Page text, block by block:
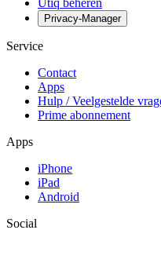
Utiq beheren
Privacy-Manager
Service
Contact
Apps
Hulp / Veelgestelde
Prime abonnement
Apps
iPhone
iPad
Android
Social